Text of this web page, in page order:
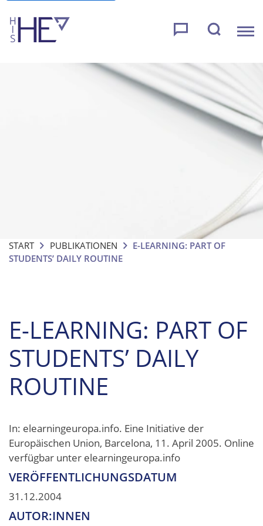
START PUBLIKATIONEN
E-LEARNING: PART OF
STUDENTS’ DAILY ROUTINE
E-LEARNING: PART OF
STUDENTS’ DAILY
ROUTINE
In: elearningeuropa.info. Eine Initiative der
Europäischen Union, Barcelona, 11. April 2005. Online
verfügbar unter elearningeuropa.info
VERÖFFENTLICHUNGSDATUM
31.12.2004
AUTOR:INNEN